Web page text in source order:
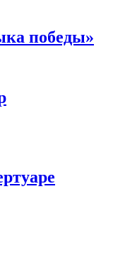
победы»